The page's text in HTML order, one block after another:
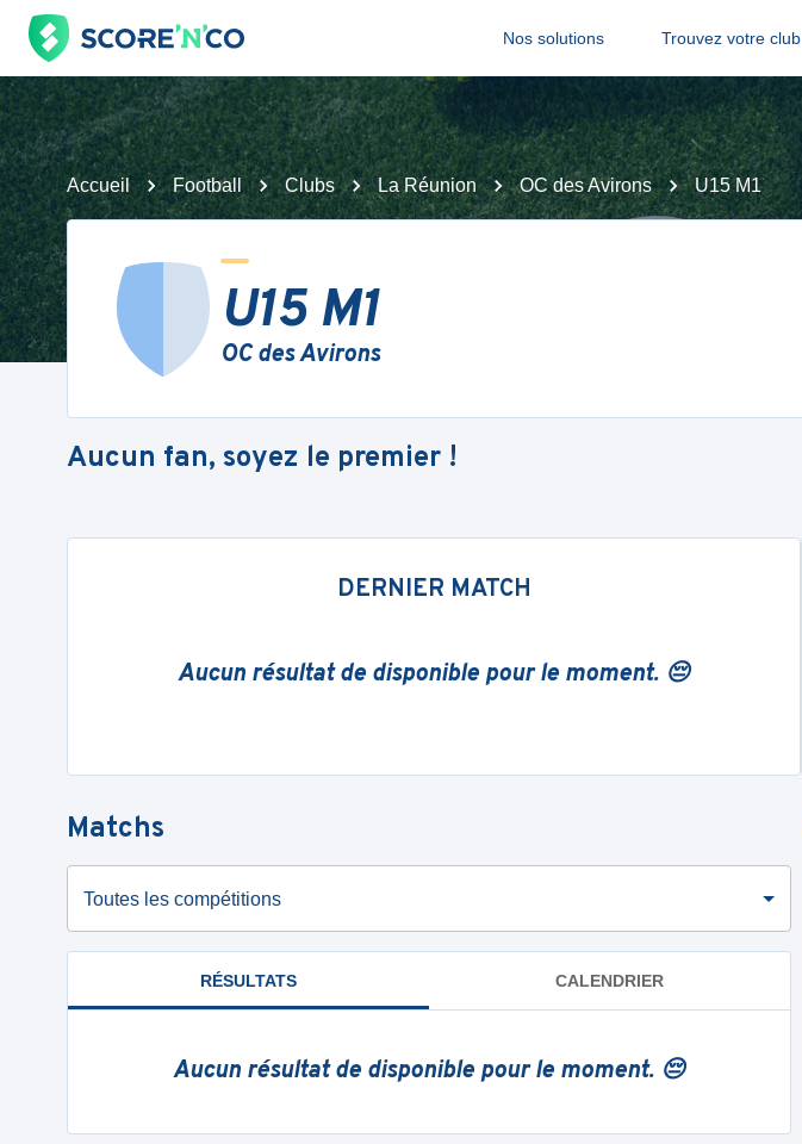
Nos solutions Trouvez votre club
Accueil Football Clubs La Réunion OC des Avirons U15 M1
U15 M1
OC des Avirons
Aucun fan, soyez le premier !
DERNIER MATCH
Aucun résultat de disponible pour le moment. 😔
Matchs
Toutes les compétitions
RÉSULTATS CALENDRIER
Aucun résultat de disponible pour le moment. 😔